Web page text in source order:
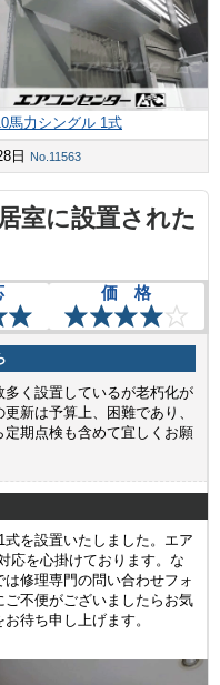
馬力シングル 1式
日
No.11563
室に設置された
価 格
く設置しているが老朽化が
新は予算上、困難であり、
期点検も含めて宜しくお願
を設置いたしました。エア
応を心掛けております。な
修理専門の問い合わせフォ
不便がございましたらお気
待ち申し上げます。